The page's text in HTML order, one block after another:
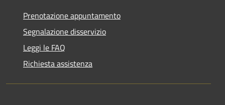
Prenotazione appuntamento
Segnalazione disservizio
Leggi le FAQ
Richiesta assistenza